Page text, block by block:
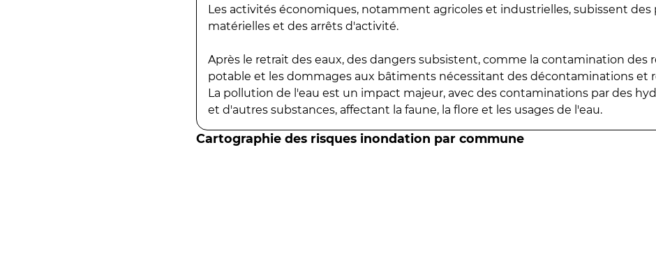
Les activités économiques, notamment agricoles et industrielles, subissent des
matérielles et des arrêts d'activité.
Après le retrait des eaux, des dangers subsistent, comme la contamination des
potable et les dommages aux bâtiments nécessitant des décontaminations et
La pollution de l'eau est un impact majeur, avec des contaminations par des
et d'autres substances, affectant la faune, la flore et les usages de l'eau.
Cartographie des risques inondation par commune